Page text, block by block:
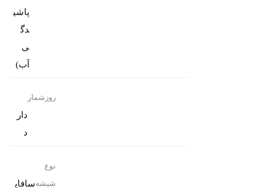
پاشی
دگ
ی
آب)
روزشمار
دار
د
نوع
شیشهسافای